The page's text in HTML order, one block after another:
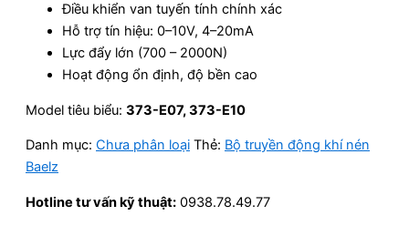
Điều khiển van tuyến tính chính xác
Hỗ trợ tín hiệu: 0–10V, 4–20mA
Lực đẩy lớn (700 – 2000N)
Hoạt động ổn định, độ bền cao
Model tiêu biểu: 373-E07, 373-E10
Danh mục: Chưa phân loại Thẻ: Bộ truyền động khí nén
Baelz
Hotline tư vấn kỹ thuật: 0938.78.49.77